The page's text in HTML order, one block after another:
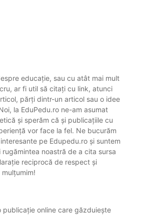
educație, sau cu atât mai mult
ar fi util să citați cu link, atunci
părți dintr-un articol sau o idee
la EduPedu.ro ne-am asumat
și sperăm că și publicațiile cu
vor face la fel. Ne bucurăm
pe Edupedu.ro și suntem
noastră de a cita sursa
reciprocă de respect și
mulțumim!
publicație online care găzduiește